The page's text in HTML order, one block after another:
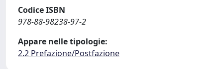
Codice ISBN
978-88-98238-97-2
Appare nelle tipologie:
2.2 Prefazione/Postfazione